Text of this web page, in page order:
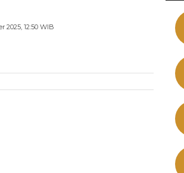
2025, 12:50 WIB